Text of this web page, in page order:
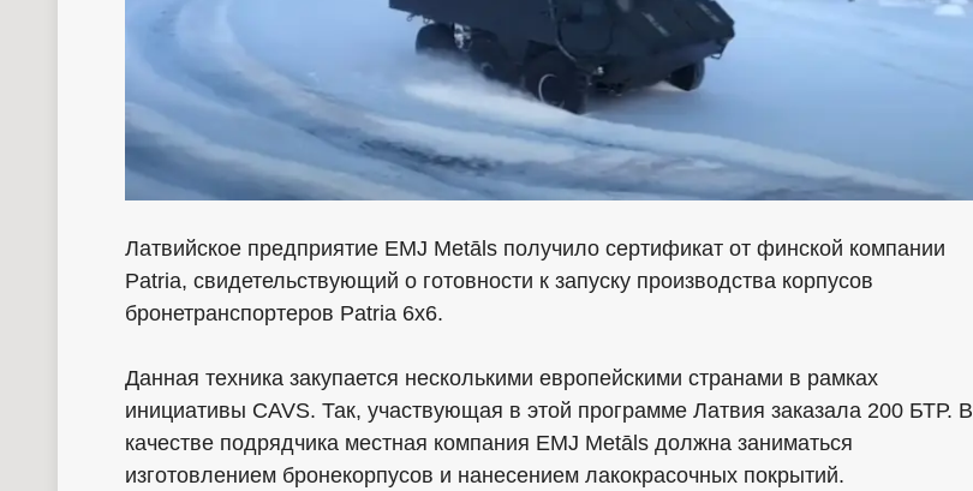
Латвийское предприятие EMJ Metāls получило сертификат от финской компании
Patria, свидетельствующий о готовности к запуску производства корпусов
бронетранспортеров Patria 6x6.
Данная техника закупается несколькими европейскими странами в рамках
инициативы CAVS. Так, участвующая в этой программе Латвия заказала 200 БТР. В
качестве подрядчика местная компания EMJ Metāls должна заниматься
изготовлением бронекорпусов и нанесением лакокрасочных покрытий.